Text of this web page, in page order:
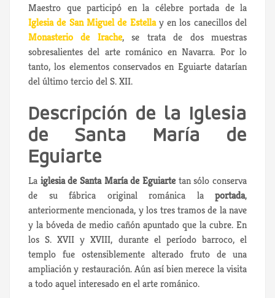
Maestro que participó en la célebre portada de la
Iglesia de San Miguel de Estellay en los canecillos del
Monasterio de Irache, se trata de dos muestras
sobresalientes del arte románico en Navarra. Por lo
tanto, los elementos conservados en Eguiarte datarían
del último tercio del S. XII.
Descripción de la Iglesia
de Santa María de
Eguiarte
La iglesia de Santa María de Eguiarte tan sólo conserva
de su fábrica original románica la portada,
anteriormente mencionada, y los tres tramos de la nave
y la bóveda de medio cañón apuntado que la cubre. En
los S. XVII y XVIII, durante el período barroco, el
templo fue ostensiblemente alterado fruto de una
ampliación y restauración. Aún así bien merece la visita
a todo aquel interesado en el arte románico.